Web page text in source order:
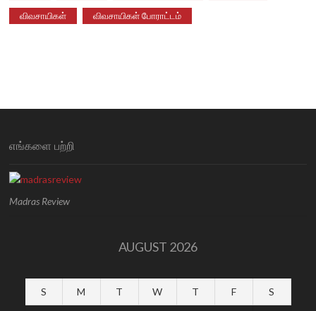
விவசாயிகள் விவசாயிகள் போராட்டம்
எங்களை பற்றி
Madras Review
AUGUST 2026
S M T W T F S